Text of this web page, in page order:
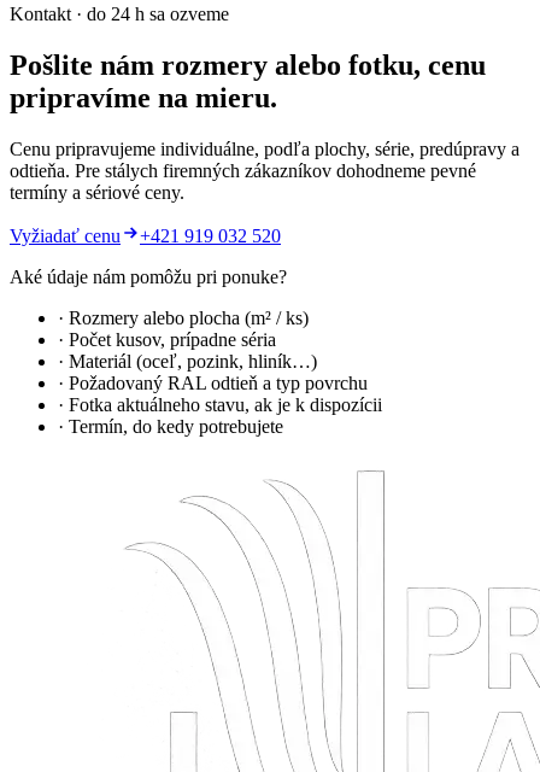
Kontakt · do 24 h sa ozveme
Pošlite nám rozmery alebo fotku, cenu
pripravíme na mieru.
Cenu pripravujeme individuálne, podľa plochy, série, predúpravy a
odtieňa. Pre stálych firemných zákazníkov dohodneme pevné
termíny a sériové ceny.
Vyžiadať cenu
+421 919 032 520
Aké údaje nám pomôžu pri ponuke?
· Rozmery alebo plocha (m² / ks)
· Počet kusov, prípadne séria
· Materiál (oceľ, pozink, hliník…)
· Požadovaný RAL odtieň a typ povrchu
· Fotka aktuálneho stavu, ak je k dispozícii
· Termín, do kedy potrebujete